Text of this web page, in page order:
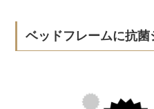
ベッドフレームに抗菌